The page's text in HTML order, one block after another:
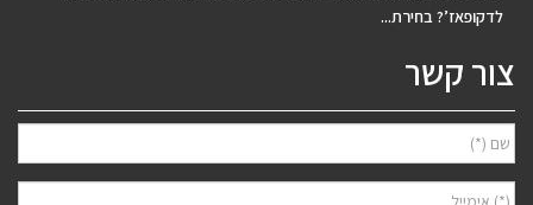
לדקופאז’? בחירת...
צור קשר